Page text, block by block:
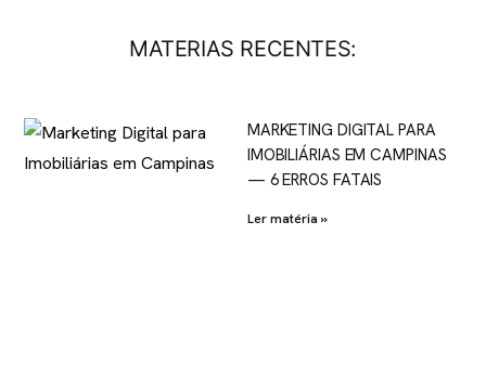
MATERIAS RECENTES:
MARKETING DIGITAL PARA
IMOBILIÁRIAS EM CAMPINAS
— 6 ERROS FATAIS
Ler matéria »